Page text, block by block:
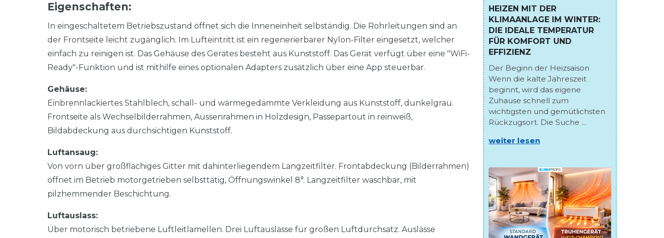
Eigenschaften:
In eingeschaltetem Betriebszustand öffnet sich die Inneneinheit selbständig. Die Rohrleitungen sind an
der Frontseite leicht zugänglich. Im Lufteintritt ist ein regenerierbarer Nylon-Filter eingesetzt, welcher
einfach zu reinigen ist. Das Gehäuse des Gerätes besteht aus Kunststoff. Das Gerät verfügt über eine "WiFi-
Ready"-Funktion und ist mithilfe eines optionalen Adapters zusätzlich über eine App steuerbar.
Gehäuse:
Einbrennlackiertes Stahlblech, schall- und wärmegedämmte Verkleidung aus Kunststoff, dunkelgrau.
Frontseite als Wechselbilderrahmen, Aussenrahmen in Holzdesign, Passepartout in reinweiß,
Bildabdeckung aus durchsichtigen Kunststoff.
Luftansaug:
Von vorn über großflächiges Gitter mit dahinterliegendem Langzeitfilter. Frontabdeckung (Bilderrahmen)
öffnet im Betrieb motorgetrieben selbsttätig, Öffnungswinkel 8°. Langzeitfilter waschbar, mit
pilzhemmender Beschichtung.
Luftauslass:
Über motorisch betriebene Luftleitlamellen. Drei Luftauslässe für großen Luftdurchsatz. Auslässe
HEIZEN MIT DER
KLIMAANLAGE IM WINTER:
DIE IDEALE TEMPERATUR
FÜR KOMFORT UND
EFFIZIENZ
Der Beginn der Heizsaison
Wenn die kalte Jahreszeit
beginnt, wird das eigene
Zuhause schnell zum
wichtigsten und gemütlichsten
Rückzugsort. Die Suche ...
weiter lesen